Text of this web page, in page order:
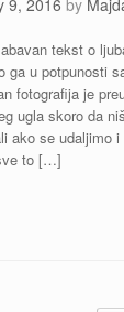
tekst o
ga u potpunosti
fotografija je
ugla skoro da
ako se udaljimo
to […]